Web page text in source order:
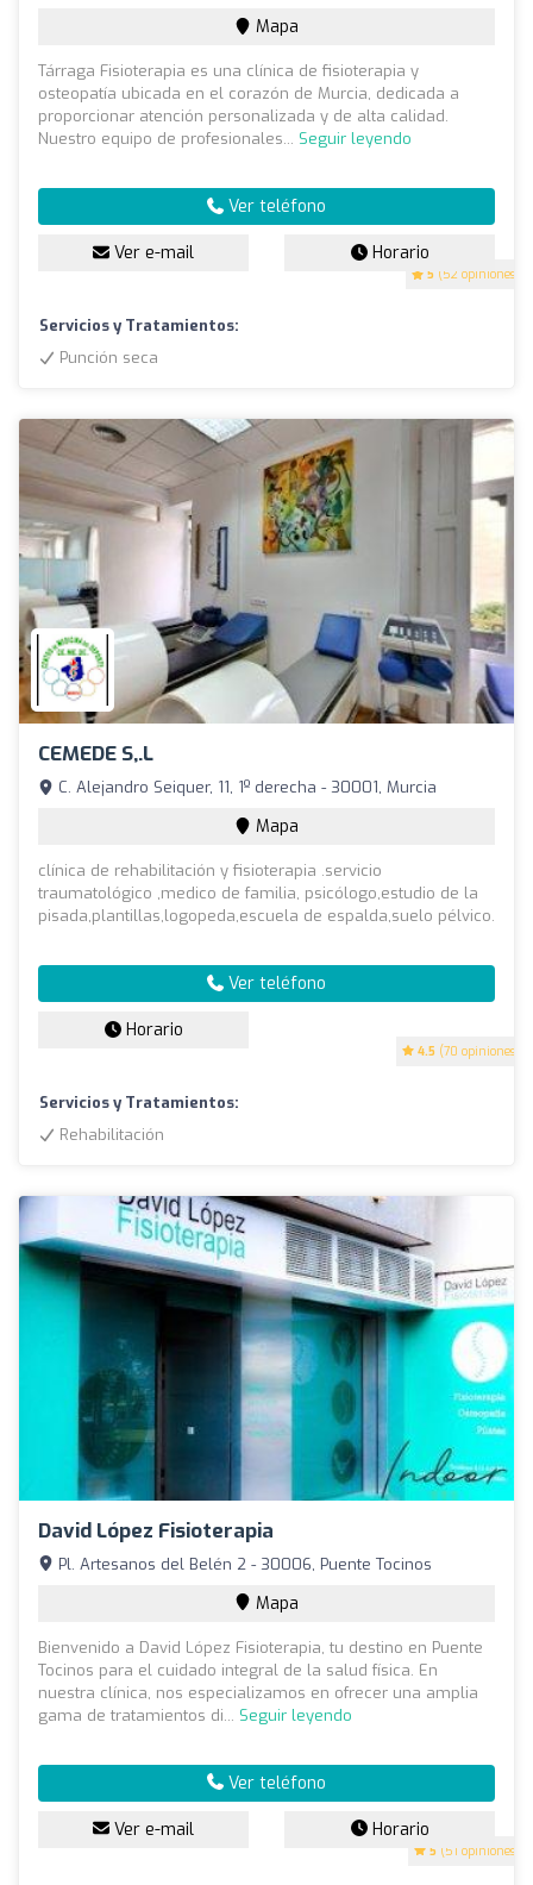
5 (52 opiniones)
Mapa
Tárraga Fisioterapia es una clínica de fisioterapia y
osteopatía ubicada en el corazón de Murcia, dedicada a
proporcionar atención personalizada y de alta calidad.
Nuestro equipo de profesionales... Seguir leyendo
Ver teléfono
Ver e-mail Horario
Servicios y Tratamientos:
Punción seca
CEMEDE S,.L
4.5 (70 opiniones)
C. Alejandro Seiquer, 11, 1º derecha - 30001, Murcia
Mapa
clínica de rehabilitación y fisioterapia .servicio
traumatológico ,medico de familia, psicólogo,estudio de la
pisada,plantillas,logopeda,escuela de espalda,suelo pélvico.
Ver teléfono
Horario
Servicios y Tratamientos:
Rehabilitación
David López Fisioterapia
5 (51 opiniones)
Pl. Artesanos del Belén 2 - 30006, Puente Tocinos
Mapa
Bienvenido a David López Fisioterapia, tu destino en Puente
Tocinos para el cuidado integral de la salud física. En
nuestra clínica, nos especializamos en ofrecer una amplia
gama de tratamientos di... Seguir leyendo
Ver teléfono
Ver e-mail Horario